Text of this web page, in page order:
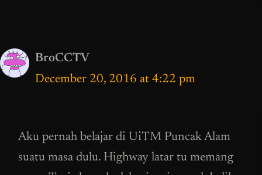
BroCCTV
December 20, 2016 at 4:22 pm
Aku pernah belajar di UiTM Puncak Alam
suatu masa dulu. Highway latar tu memang